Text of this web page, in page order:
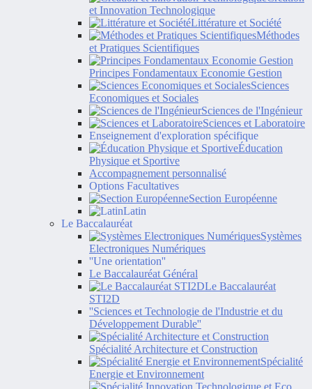
et Innovation Technologique
Littérature et Société
Méthodes
et Pratiques Scientifiques
Principes Fondamentaux Economie Gestion
Sciences
Economiques et Sociales
Sciences de l'Ingénieur
Sciences et Laboratoire
Enseignement d'exploration spécifique
Éducation
Physique et Sportive
Accompagnement personnalisé
Options Facultatives
Section Européenne
Latin
Le Baccalauréat
Systèmes
Electroniques Numériques
''Une orientation''
Le Baccalauréat Général
Le Baccalauréat
STI2D
''Sciences et Technologie de l'Industrie et du
Développement Durable''
Spécialité Architecture et Construction
Spécialité
Energie et Environnement